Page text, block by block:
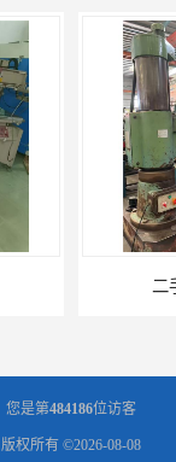
报
您是第484186位访客
版权所有 ©2026-08-08